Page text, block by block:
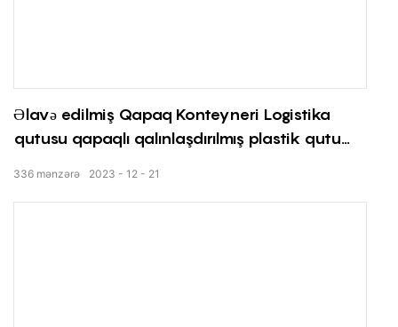
Əlavə edilmiş Qapaq Konteyneri Logistika
qutusu qapaqlı qalınlaşdırılmış plastik qutu
2023 12 21
336 mənzərə